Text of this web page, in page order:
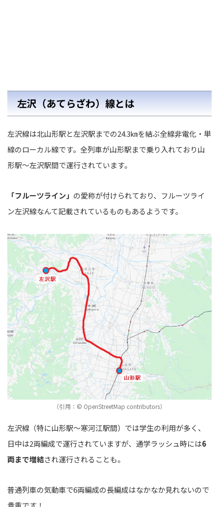
左沢（あてらざわ）線とは
左沢線は北山形駅と左沢駅までの24.3㎞を結ぶ全線非電化・単
線のローカル線です。全列車が山形駅まで乗り入れており山
形駅～左沢駅間で運行されています。
「フルーツライン」 の愛称が付けられており、フルーツライ
ン左沢線なんて記載されているものもあるようです。
（引用：© OpenStreetMap contributors）
左沢線（特に山形駅～寒河江駅間）では学生の利用が多く、
日中は2両編成で運行されていますが、通学ラッシュ時には6
両まで増結され運行されることも。
普通列車の気動車で6両編成の長編成はなかなか見れないので